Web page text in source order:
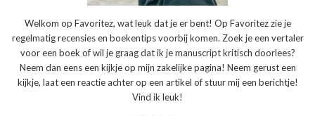
Welkom op Favoritez, wat leuk dat je er bent! Op Favoritez zie je
regelmatig recensies en boekentips voorbij komen. Zoek je een vertaler
voor een boek of wil je graag dat ik je manuscript kritisch doorlees?
Neem dan eens een kijkje op mijn zakelijke pagina! Neem gerust een
kijkje, laat een reactie achter op een artikel of stuur mij een berichtje!
Vind ik leuk!